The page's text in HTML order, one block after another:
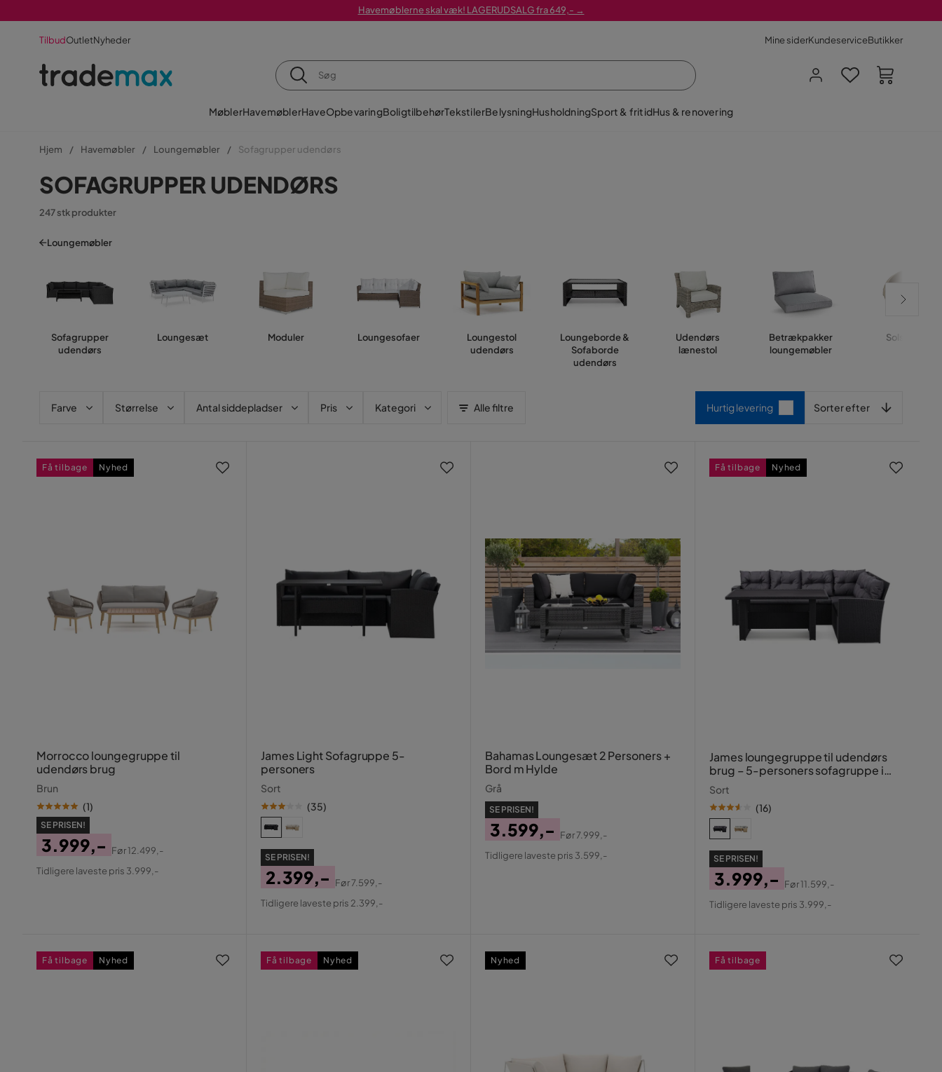
Havemøblerne skal væk! LAGERUDSALG fra 649,- →
TilbudOutletNyheder Mine siderKundeserviceButikker
MøblerHavemøblerHaveOpbevaringBoligtilbehørTekstilerBelysningHusholdningSport & fritidHus & renovering
Hjem Havemøbler Loungemøbler Sofagrupper udendørs
SOFAGRUPPER UDENDØRS
247 stk produkter
Loungemøbler
Sofagrupper
udendørs
Loungesæt Moduler Loungesofaer
Loungestol
udendørs
Loungeborde &
Sofaborde
udendørs
Udendørs
lænestol
Betrækpakker
loungemøbler
Solseng
Farve Størrelse Antal siddepladser Pris Kategori Alle filtre Hurtig levering Sorter efter
Morrocco loungegruppe til
udendørs brug
Brun
(1)
SE PRISEN!
Pris
3.999,-
Original
Før12.499,-
Tidligere laveste pris 3.999,-
Få tilbage Nyhed
James Light Sofagruppe 5-
personers
Sort
(35)
SE PRISEN!
Pris
2.399,-
Original
Før7.599,-
Tidligere laveste pris 2.399,-
Bahamas Loungesæt 2 Personers +
Bord m Hylde
Grå
SE PRISEN!
Pris
3.599,-
Original
Før7.999,-
Tidligere laveste pris 3.599,-
James loungegruppe til udendørs
brug – 5-personers sofagruppe i
polyrattan
Sort
(16)
SE PRISEN!
Pris
3.999,-
Original
Før11.599,-
Tidligere laveste pris 3.999,-
Få tilbage Nyhed
Få tilbage Nyhed Få tilbage Nyhed Nyhed Få tilbage